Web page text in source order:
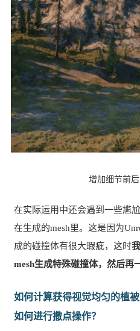
增加细节前
在实际运用中还会遇到一些尴
在生成的mesh里。这是因为
成的碰撞体有很大瑕疵，这时
mesh生成特殊碰撞体，然后再
如何计算获得视觉均匀的植
如何进行撒点操作？